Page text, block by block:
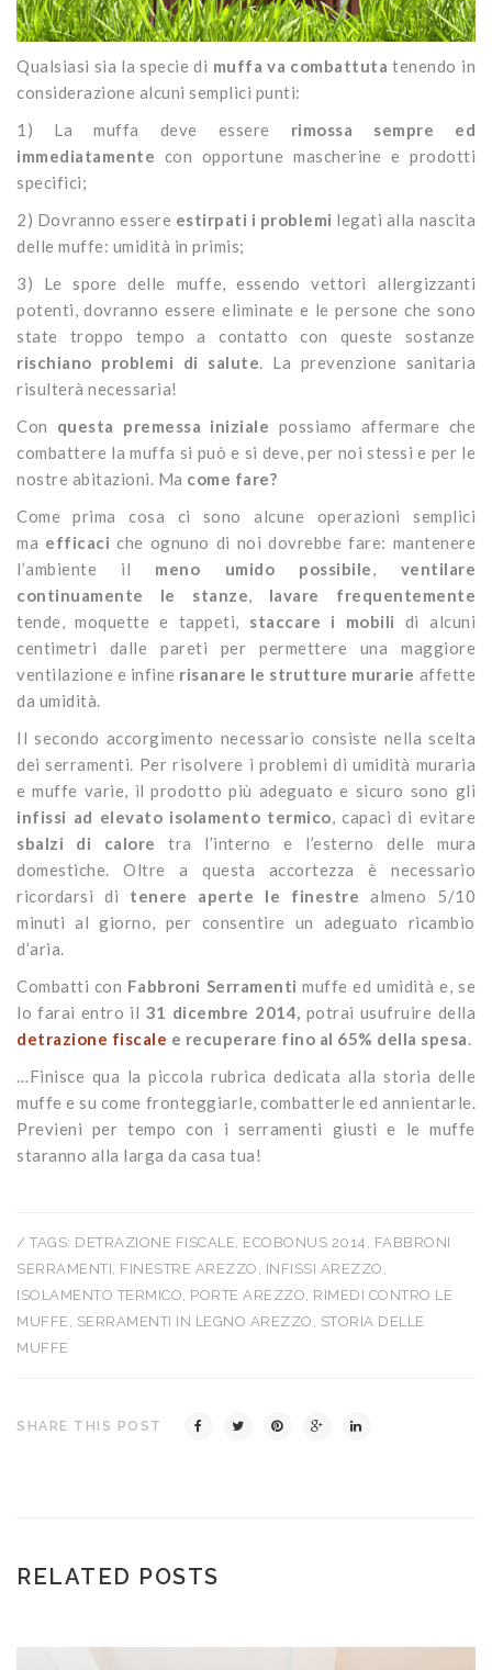
Qualsiasi sia la specie di muffa va combattuta tenendo in
considerazione alcuni semplici punti:
1) La muffa deve essere rimossa sempre ed
immediatamente con opportune mascherine e prodotti
specifici;
2) Dovranno essere estirpati i problemi legati alla nascita
delle muffe: umidità in primis;
3) Le spore delle muffe, essendo vettori allergizzanti
potenti, dovranno essere eliminate e le persone che sono
state troppo tempo a contatto con queste sostanze
rischiano problemi di salute. La prevenzione sanitaria
risulterà necessaria!
Con questa premessa iniziale possiamo affermare che
combattere la muffa si può e si deve, per noi stessi e per le
nostre abitazioni. Ma come fare?
Come prima cosa ci sono alcune operazioni semplici
ma efficaci che ognuno di noi dovrebbe fare: mantenere
l’ambiente il meno umido possibile, ventilare
continuamente le stanze, lavare frequentemente
tende, moquette e tappeti, staccare i mobili di alcuni
centimetri dalle pareti per permettere una maggiore
ventilazione e infine risanare le strutture murarie affette
da umidità.
Il secondo accorgimento necessario consiste nella scelta
dei serramenti. Per risolvere i problemi di umidità muraria
e muffe varie, il prodotto più adeguato e sicuro sono gli
infissi ad elevato isolamento termico, capaci di evitare
sbalzi
di calore
tra l’interno e l’esterno delle mura
domestiche. Oltre a questa accortezza è necessario
ricordarsi di tenere aperte le finestre almeno 5/10
minuti al giorno, per consentire un adeguato ricambio
d’aria.
Combatti con Fabbroni Serramentimuffe ed umidità e, se
lo farai entro il 31 dicembre 2014, potrai usufruire della
detrazione fiscale e recuperare fino al 65% della spesa.
…Finisce qua la piccola rubrica dedicata alla storia delle
muffe e su come fronteggiarle, combatterle ed annientarle.
Previeni per tempo con i serramenti giusti e le muffe
staranno alla larga da casa tua!
/ TAGS: DETRAZIONE FISCALE, ECOBONUS 2014 , FABBRONI
SERRAMENTI, FINESTRE AREZZO , INFISSI AREZZO ,
ISOLAMENTO TERMICO, PORTE AREZZO, RIMEDI CONTRO LE
MUFFE , SERRAMENTI IN LEGNO AREZZO , STORIA DELLE
MUFFE
SHARE THIS POST
RELATED POSTS